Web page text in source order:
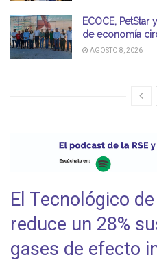
ECOCE,
de economía
AGOSTO 8, 2026
El Tecnológico
reduce un 28%
gases de efecto